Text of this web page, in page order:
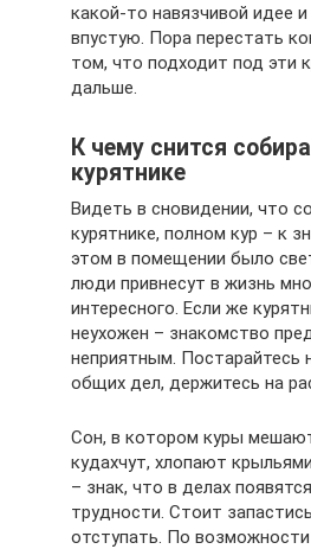
какой-то навязчивой идее
впустую. Пора перестать
том, что подходит под эти
дальше.
К чему снится
курятнике
Видеть в сновидении, что
курятнике, полном кур – к
этом в помещении было
люди привнесут в жизнь
интересного. Если же
неухожен – знакомство
неприятным. Постарайтесь
общих дел, держитесь на
Сон, в котором куры
кудахчут, хлопают
– знак, что в делах
трудности. Стоит
отступать. По возможности